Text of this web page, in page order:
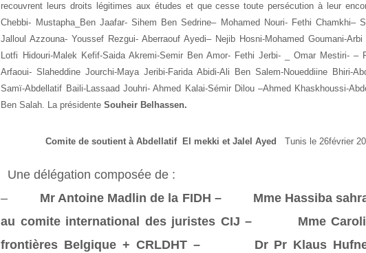
recouvrent leurs droits légitimes aux études et que cesse toute persécution à leur
Chebbi- Mustapha_Ben Jaafar- Sihem Ben Sedrine– Mohamed Nouri- Fethi Chamkhi–
Jalloul Azzouna- Youssef Rezgui- Aberraouf Ayedi– Nejib Hosni-Mohamed Goumani-
Lotfi Hidouri-Malek Kefif-Saida Akremi-Semir Ben Amor- Fethi Jerbi- _ Omar Mestiri- –
Arfaoui- Slaheddine Jourchi-Maya Jeribi-Farida Abidi-Ali Ben Salem-Noueddiine Bhiri-
Samï-Abdellatif Baili-Lassaad Jouhri- Ahmed Kalai-Sémir Dilou –Ahmed Khaskhoussi-
Ben Salah. La présidenteSouheir Belhassen.
Comite de soutient à Abdellatif El mekki et Jalel Ayed Tunis le 26février
Une délégation composée de :
– Mr Antoine Madlin de la FIDH – Mme Hassiba
au comite international des juristes CIJ – Mme
frontières Belgique + CRLDHT – Dr Pr Klaus Hufner